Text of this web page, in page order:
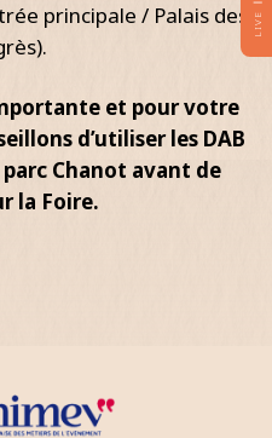
principale / Palais des
et pour votre
d’utiliser les DAB
Chanot avant de
la Foire.
LIVE